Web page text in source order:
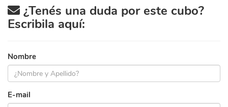
¿Tenés una duda por este cubo?
Escribila aquí:
Nombre
E-mail